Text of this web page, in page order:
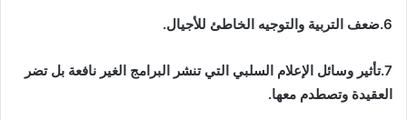
6.ضعف التربية والتوجيه الخاطئ للأجيال.
7.تأثير وسائل الإعلام السلبي التي تنشر البرامج الغير نافعة بل تضر
العقيدة وتصطدم معها.